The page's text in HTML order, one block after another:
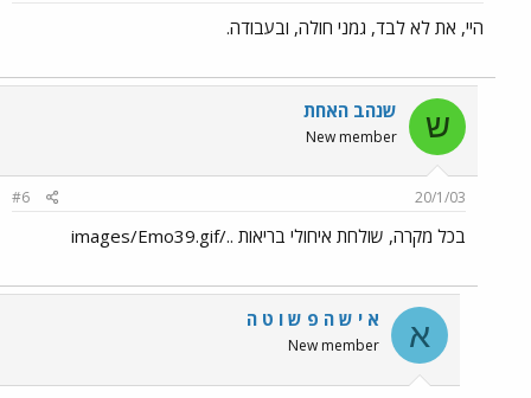
היי, את לא לבד, גמני חולה, ובעבודה.
ש שנהב האחת
New member
20/1/03
#6
בכל מקרה, שולחת איחולי בריאות ../images/Emo39.gif
א א י ש ה פ ש ו ט ה
New member